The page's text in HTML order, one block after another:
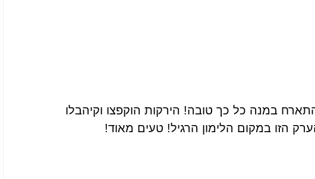
במנה כל כך טובה! הירקות הוקפצו וקיהבלו
הזו במקום הלימון הרגיל! טעים מאוד!